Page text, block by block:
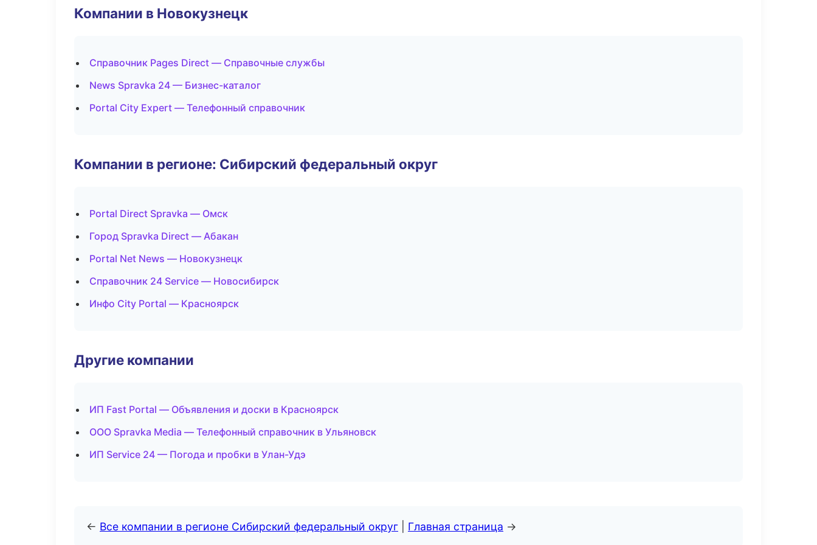
Компании в Новокузнецк
Справочник Pages Direct — Справочные службы
News Spravka 24 — Бизнес-каталог
Portal City Expert — Телефонный справочник
Компании в регионе: Сибирский федеральный округ
Portal Direct Spravka — Омск
Город Spravka Direct — Абакан
Portal Net News — Новокузнецк
Справочник 24 Service — Новосибирск
Инфо City Portal — Красноярск
Другие компании
ИП Fast Portal — Объявления и доски в Красноярск
ООО Spravka Media — Телефонный справочник в Ульяновск
ИП Service 24 — Погода и пробки в Улан-Удэ
← Все компании в регионе Сибирский федеральный округ Главная страница →